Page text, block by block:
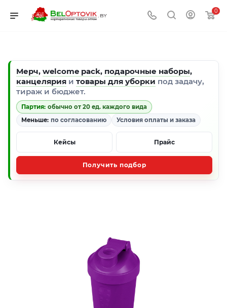
0
Мерч, welcome pack, подарочные наборы,
канцелярия и товары для уборки под задачу,
тираж и бюджет.
Партия: обычно от 20 ед. каждого вида
Меньше: по согласованию Условия оплаты и заказа
Кейсы Прайс
Получить подбор